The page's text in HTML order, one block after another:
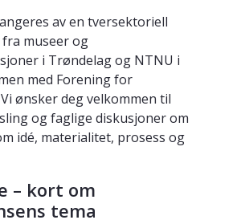
av en tversektoriell
museer og
i Trøndelag og NTNU i
med Forening for
ønsker deg velkommen til
og faglige diskusjoner om
idé, materialitet, prosess og
– kort om
tema